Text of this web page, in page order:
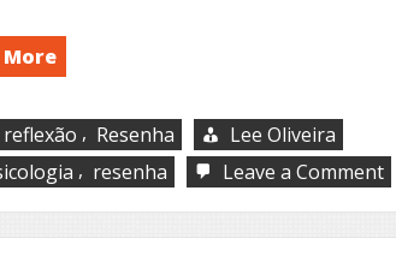
More
reflexão , Resenha
Lee Oliveira
, resenha Leave a Commenton